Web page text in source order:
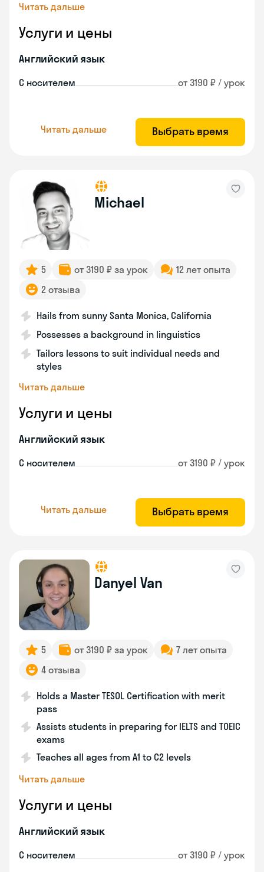
Читать дальше
Услуги и цены
Английский язык
С носителем от 3190 ₽ / урок
Читать дальше Выбрать время
Michael
5 от 3190 ₽ за урок
12 лет опыта
2 отзыва
Hails from sunny Santa Monica, California
Possesses a background in linguistics
Tailors lessons to suit individual needs and
styles
Читать дальше
Услуги и цены
Английский язык
С носителем от 3190 ₽ / урок
Читать дальше Выбрать время
Danyel Van
5 от 3190 ₽ за урок
7 лет опыта
4 отзыва
Holds a Master TESOL Certification with merit
pass
Assists students in preparing for IELTS and TOEIC
exams
Teaches all ages from A1 to C2 levels
Читать дальше
Услуги и цены
Английский язык
С носителем от 3190 ₽ / урок